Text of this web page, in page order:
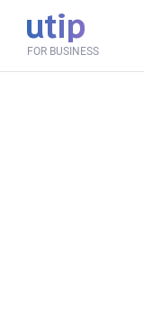
FOR BUSINESS